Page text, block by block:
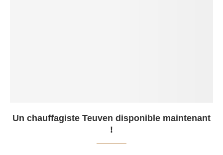
Un chauffagiste Teuven disponible maintenant
!